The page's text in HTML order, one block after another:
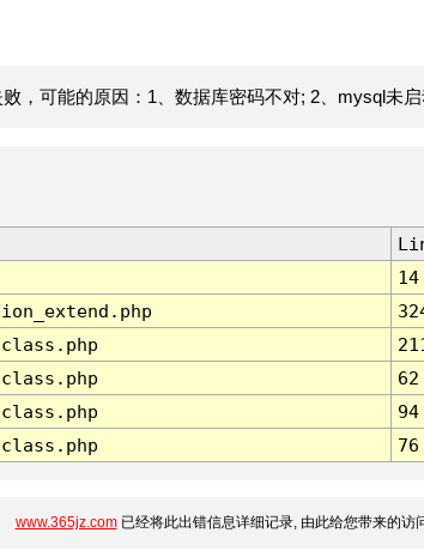
，可能的原因：1、数据库密码不对; 2、mysql未启
14
62
94
76
www.365jz.com已经将此出错信息详细记录, 由此给您带来的访